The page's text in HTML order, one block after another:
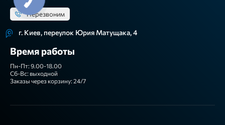
Перезвоним
г. Киев, переулок Юрия Матущака, 4
Время работы
Пн-Пт: 9.00-18.00
Сб-Вс: выходной
Заказы через корзину: 24/7